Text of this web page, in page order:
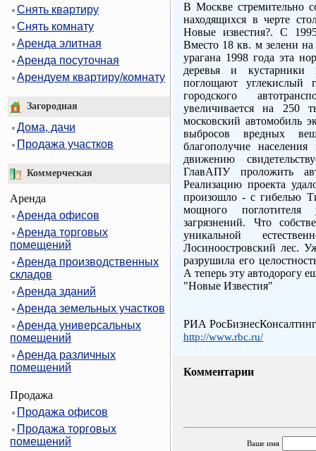
Снять квартиру
Снять комнату
Аренда элитная
Аренда посуточная
Арендуем квартиру/комнату
Загородная
Дома, дачи
Продажа участков
Коммерческая
Аренда
Аренда офисов
Аренда торговых
помещений
Аренда производственных
складов
Аренда зданий
Аренда земельных участков
Аренда универсальных
помещений
Аренда различных
помещений
Продажа
Продажа офисов
Продажа торговых
помещений
В Москве стремительно
находящихся в черте
Новые известия?. С
Вместо 18 кв. м зелени
урагана 1998 года эта
деревья и кустарники
поглощают углекислый
городского
увеличивается на 250
московский автомобиль
выбросов вредных
благополучие
движению
ГлавАПУ проложить
Реализацию проекта
произошло - с гибелью
мощного поглотителя
загрязнений. Что
уникальной
Лосиноостровский лес.
разрушила его
А теперь эту автодорогу
"Новые Известия"
РИА РосБизнесКонсалтинг
http://www.rbc.ru/
Комментарии
Ваше имя